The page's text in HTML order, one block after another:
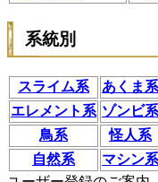
系統別
スライム系 あくま系
エレメント系 ゾンビ系
鳥系
怪人系
自然系
マシン系